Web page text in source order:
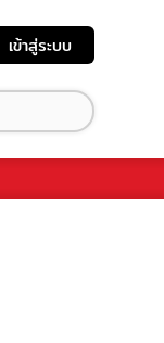
เข้าสู่ระบบ